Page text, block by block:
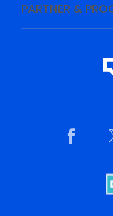
PARTNER &